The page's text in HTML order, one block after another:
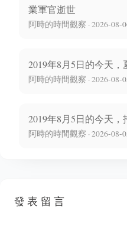
業軍官逝世
阿時的時間觀察 · 2026-08-
2019年8月5日的今天
阿時的時間觀察 · 2026-08-
2019年8月5日的今天
阿時的時間觀察 · 2026-08-
發表留言